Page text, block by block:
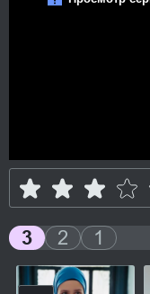
3 2 1